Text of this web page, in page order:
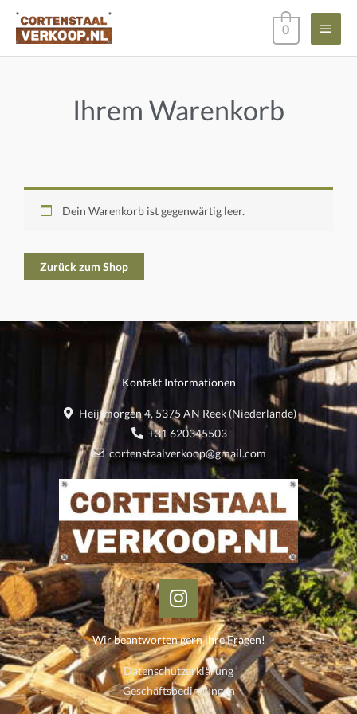
Zum
Inhalt
0
Ihrem Warenkorb
Dein Warenkorb ist gegenwärtig leer.
Zurück zum Shop
Kontakt Informationen
Heijtmorgen 4, 5375 AN Reek (Niederlande)
+31 620345503
cortenstaalverkoop@gmail.com
I
n
s
t
a
g
r
Wir beantworten gern ihre Fragen!
Datenschutzerklärung
Geschäftsbedingungen